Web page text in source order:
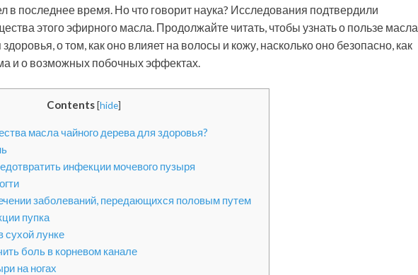
в последнее время. Но что говорит наука? Исследования подтвердили
этого эфирного масла. Продолжайте читать, чтобы узнать о пользе масла
о том, как оно влияет на волосы и кожу, насколько оно безопасно, как
и о возможных побочных эффектах.
Contents[hide]
масла чайного дерева для здоровья?
инфекции мочевого пузыря
заболеваний, передающихся половым путем
пупка
сухой лунке
боль в корневом канале
на ногах